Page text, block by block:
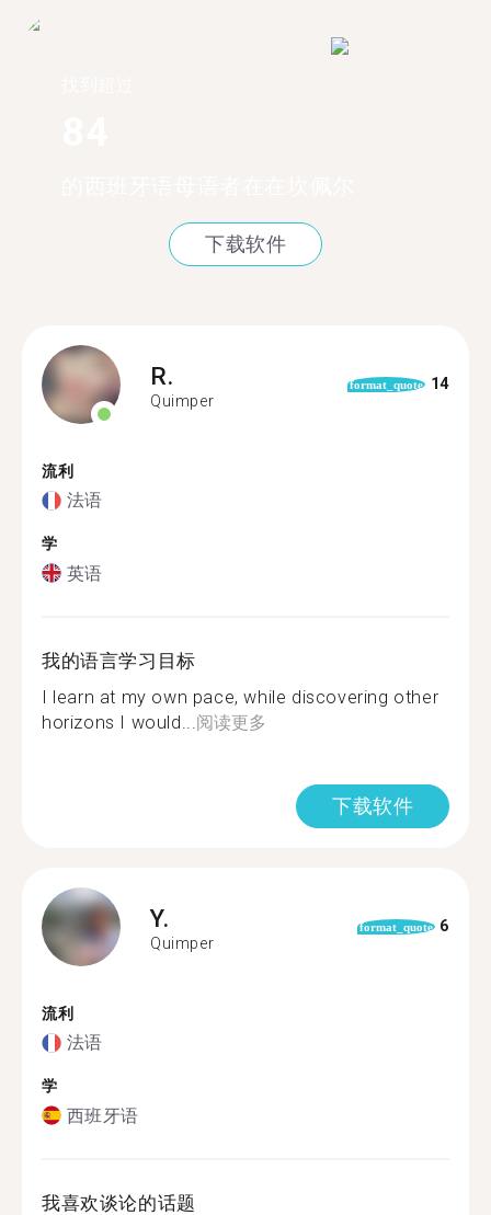
下载软件
R.
Quimper
format_quote 14
流利
法语
学
英语
我的语言学习目标
I learn at my own pace, while discovering other
horizons I would... 阅读更多
下载软件
Y.
Quimper
format_quote 6
流利
法语
学
西班牙语
我喜欢谈论的话题